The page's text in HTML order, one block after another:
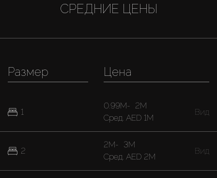
СРЕДНИЕ ЦЕНЫ
Размер
1
2
Цена
0.99M- 2M
Cред. AED 1M
Вид
2M- 3M
Cред. AED 2M
Вид